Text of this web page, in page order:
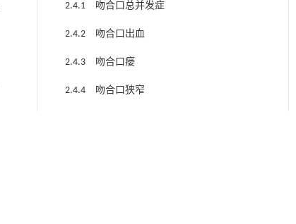
2.4.1 吻合口总并发症
2.4.2 吻合口出血
2.4.3 吻合口瘘
2.4.4 吻合口狭窄